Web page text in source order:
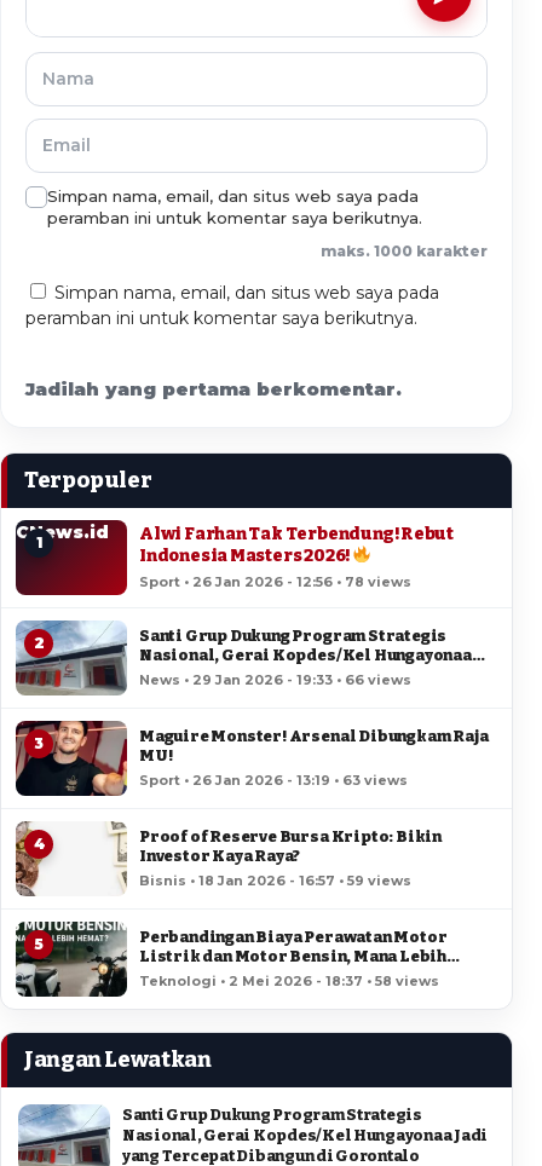
Simpan nama, email, dan situs web saya pada
peramban ini untuk komentar saya berikutnya.
maks. 1000 karakter
Simpan nama, email, dan situs web saya pada
peramban ini untuk komentar saya berikutnya.
Jadilah yang pertama berkomentar.
Terpopuler
CNews.id
1
Alwi Farhan Tak Terbendung! Rebut
Indonesia Masters 2026!
Sport • 26 Jan 2026 - 12:56 • 78 views
2
Santi Grup Dukung Program Strategis
Nasional, Gerai Kopdes/Kel Hungayonaa
Jadi yang Tercepat Dibangun di Gorontalo
News • 29 Jan 2026 - 19:33 • 66 views
3
Maguire Monster! Arsenal Dibungkam Raja
MU!
Sport • 26 Jan 2026 - 13:19 • 63 views
4
Proof of Reserve Bursa Kripto: Bikin
Investor Kaya Raya?
Bisnis • 18 Jan 2026 - 16:57 • 59 views
5
Perbandingan Biaya Perawatan Motor
Listrik dan Motor Bensin, Mana Lebih
Hemat?
Teknologi • 2 Mei 2026 - 18:37 • 58 views
Jangan Lewatkan
Santi Grup Dukung Program Strategis
Nasional, Gerai Kopdes/Kel Hungayonaa Jadi
yang Tercepat Dibangun di Gorontalo